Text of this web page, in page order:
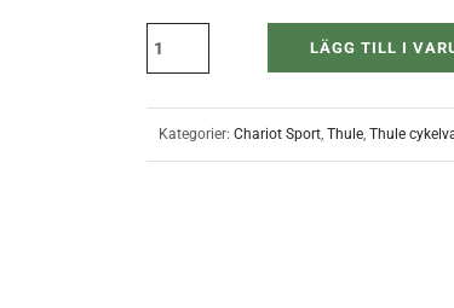
LÄGG TILL I
Kategorier: Chariot Sport, Thule, Thule